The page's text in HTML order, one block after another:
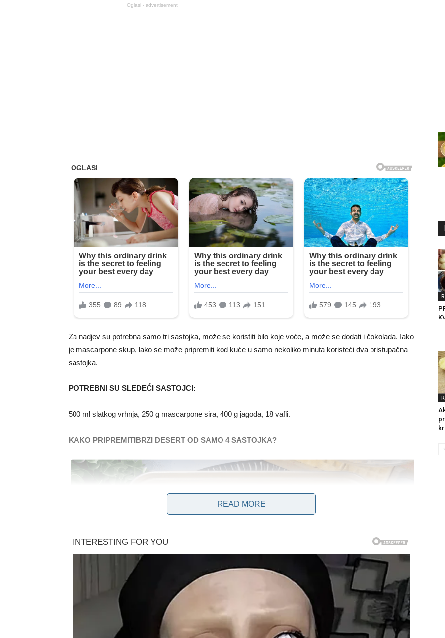
Oglasi - advertisement
Za nadjev su potrebna samo tri sastojka, može se koristiti bilo koje voće, a može se dodati i čokolada. Iako
je mascarpone skup, lako se može pripremiti kod kuće u samo nekoliko minuta koristeći dva pristupačna
sastojka.
POTREBNI SU SLEDEĆI SASTOJCI:
500 ml slatkog vrhnja, 250 g mascarpone sira, 400 g jagoda, 18 vafli.
KAKO PRIPREMITIBRZI DESERT OD SAMO 4 SASTOJKA?
READ MORE